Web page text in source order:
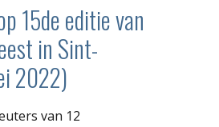
15de editie van
in Sint-
2022)
van 12